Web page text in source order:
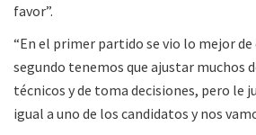
favor”.
“En el primer partido se vio lo mejor de
segundo tenemos que ajustar muchos
técnicos y de toma decisiones, pero le
igual a uno de los candidatos y nos